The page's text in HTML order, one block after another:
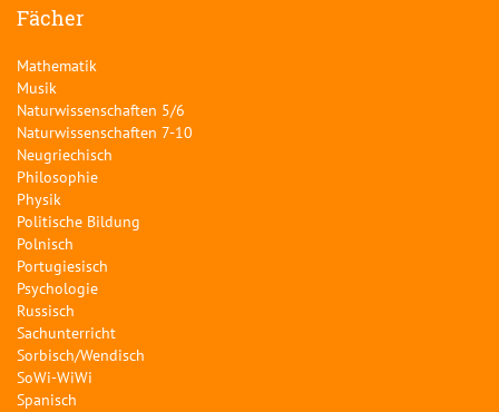
Fächer
Mathematik
Musik
Naturwissenschaften 5/6
Naturwissenschaften 7-10
Neugriechisch
Philosophie
Physik
Politische Bildung
Polnisch
Portugiesisch
Psychologie
Russisch
Sachunterricht
Sorbisch/Wendisch
SoWi-WiWi
Spanisch